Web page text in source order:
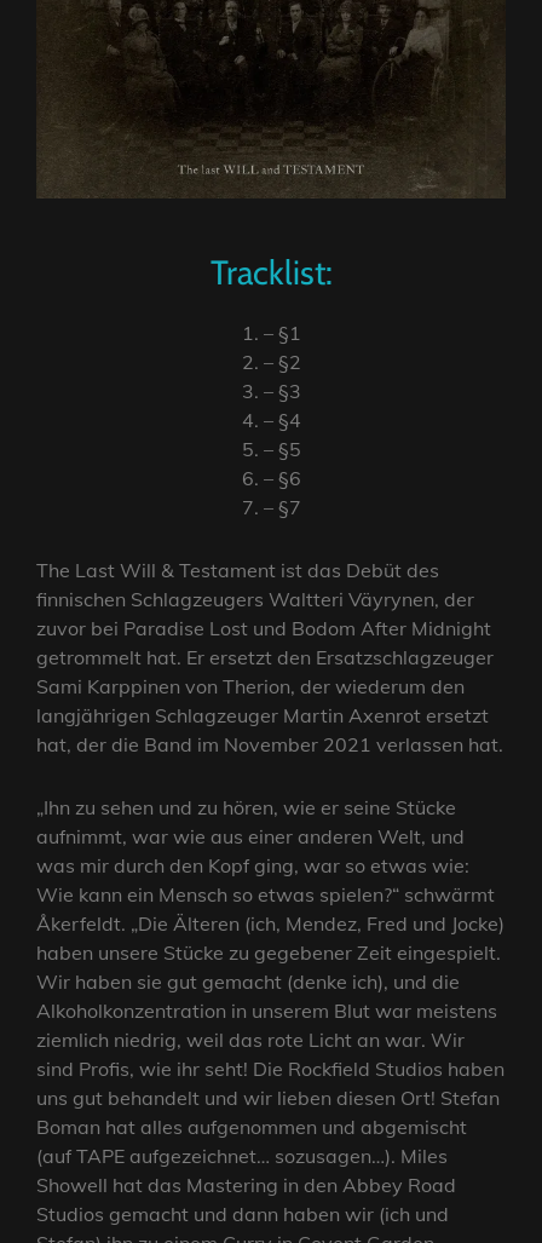
Tracklist:
1. – §1
2. – §2
3. – §3
4. – §4
5. – §5
6. – §6
7. – §7
The Last Will & Testament ist das Debüt des
finnischen Schlagzeugers Waltteri Väyrynen, der
zuvor bei Paradise Lost und Bodom After Midnight
getrommelt hat. Er ersetzt den Ersatzschlagzeuger
Sami Karppinen von Therion, der wiederum den
langjährigen Schlagzeuger Martin Axenrot ersetzt
hat, der die Band im November 2021 verlassen hat.
„Ihn zu sehen und zu hören, wie er seine Stücke
aufnimmt, war wie aus einer anderen Welt, und
was mir durch den Kopf ging, war so etwas wie:
Wie kann ein Mensch so etwas spielen?“ schwärmt
Åkerfeldt. „Die Älteren (ich, Mendez, Fred und Jocke)
haben unsere Stücke zu gegebener Zeit eingespielt.
Wir haben sie gut gemacht (denke ich), und die
Alkoholkonzentration in unserem Blut war meistens
ziemlich niedrig, weil das rote Licht an war. Wir
sind Profis, wie ihr seht! Die Rockfield Studios haben
uns gut behandelt und wir lieben diesen Ort! Stefan
Boman hat alles aufgenommen und abgemischt
(auf TAPE aufgezeichnet… sozusagen…). Miles
Showell hat das Mastering in den Abbey Road
Studios gemacht und dann haben wir (ich und